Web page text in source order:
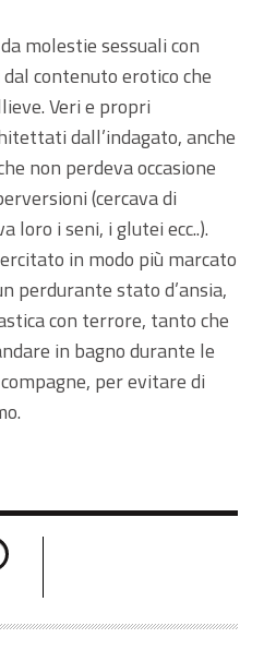
molestie sessuali con
contenuto erotico che
Veri e propri
dall’indagato, anche
non perdeva occasione
(cercava di
loro i seni, i glutei ecc..).
in modo più marcato
perdurante stato d’ansia,
con terrore, tanto che
in bagno durante le
per evitare di